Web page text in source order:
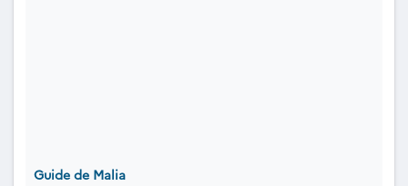
Guide de Malia